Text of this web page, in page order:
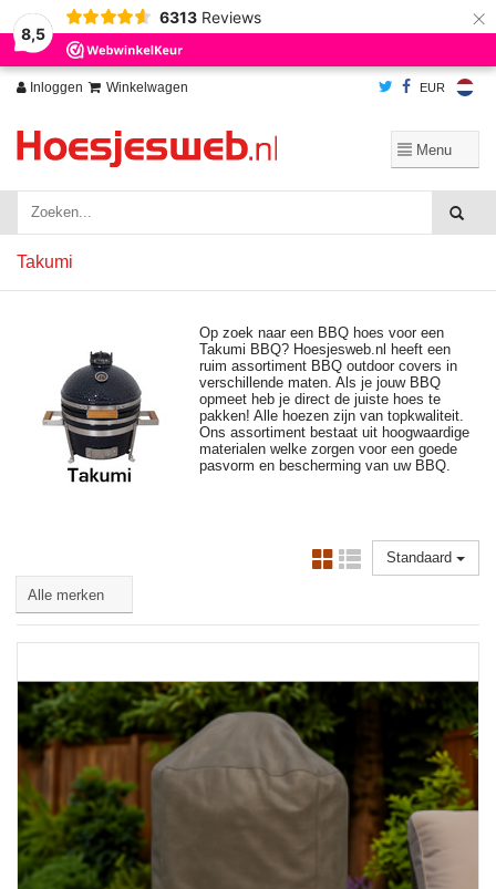
8,5
6313 Reviews ×
Inloggen Winkelwagen EUR
Takumi
Op zoek naar een BBQ hoes voor een
Takumi BBQ? Hoesjesweb.nl heeft een
ruim assortiment BBQ outdoor covers in
verschillende maten. Als je jouw BBQ
opmeet heb je direct de juiste hoes te
pakken! Alle hoezen zijn van topkwaliteit.
Ons assortiment bestaat uit hoogwaardige
materialen welke zorgen voor een goede
pasvorm en bescherming van uw BBQ.
Standaard
Wij slaan cookies op om onze website te verbeteren. Is dat akkoord?
Ja
Nee